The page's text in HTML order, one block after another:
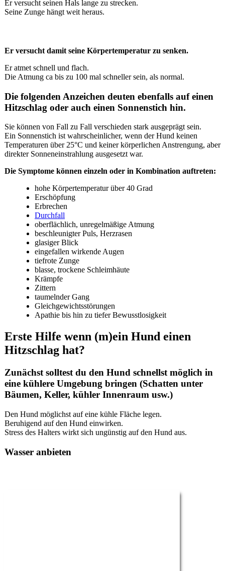
Er versucht seinen Hals lange zu strecken.
Seine Zunge hängt weit heraus.
Er versucht damit seine Körpertemperatur zu senken.
Er atmet schnell und flach.
Die Atmung ca bis zu 100 mal schneller sein, als normal.
Die folgenden Anzeichen deuten ebenfalls auf einen
Hitzschlag oder auch einen Sonnenstich hin.
Sie können von Fall zu Fall verschieden stark ausgeprägt sein.
Ein Sonnenstich ist wahrscheinlicher, wenn der Hund keinen
Temperaturen über 25°C und keiner körperlichen Anstrengung, aber
direkter Sonneneinstrahlung ausgesetzt war.
Die Symptome können einzeln oder in Kombination auftreten:
hohe Körpertemperatur über 40 Grad
Erschöpfung
Erbrechen
Durchfall
oberflächlich, unregelmäßige Atmung
beschleunigter Puls, Herzrasen
glasiger Blick
eingefallen wirkende Augen
tiefrote Zunge
blasse, trockene Schleimhäute
Krämpfe
Zittern
taumelnder Gang
Gleichgewichtsstörungen
Apathie bis hin zu tiefer Bewusstlosigkeit
Erste Hilfe wenn (m)ein Hund einen
Hitzschlag hat?
Zunächst solltest du den Hund schnellst möglich in
eine kühlere Umgebung bringen (Schatten unter
Bäumen, Keller, kühler Innenraum usw.)
Den Hund möglichst auf eine kühle Fläche legen.
Beruhigend auf den Hund einwirken.
Stress des Halters wirkt sich ungünstig auf den Hund aus.
Wasser anbieten